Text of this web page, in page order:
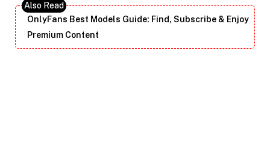
OnlyFans Best Models Guide: Find, Subscribe & Enjoy
Premium Content